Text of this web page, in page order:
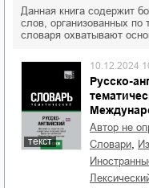
Данная книга содержит
слов, организованных по
словаря охватывают
текст
Русско-
10.12.2024
Автор не
словари